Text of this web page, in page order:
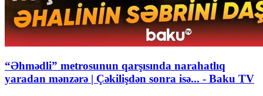
“Əhmədli” metrosunun qarşısında narahatlıq
yaradan mənzərə | Çəkilişdən sonra isə... - Baku TV